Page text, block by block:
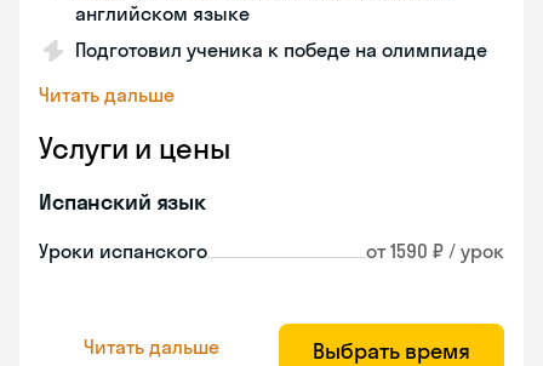
английском языке
Подготовил ученика к победе на олимпиаде
Читать дальше
Услуги и цены
Испанский язык
Уроки испанского от 1590 ₽ / урок
Читать дальше Выбрать время